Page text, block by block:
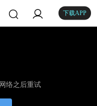
下载APP
络之后重试